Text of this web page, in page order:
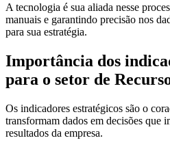
A tecnologia é sua aliada nesse
manuais e garantindo precisão nos
para sua estratégia.
Importância dos
para o setor de
Os indicadores estratégicos são o
transformam dados em decisões que
resultados da empresa.